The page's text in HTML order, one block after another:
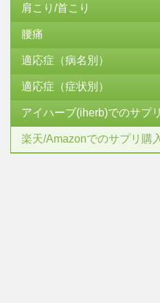
肩こり/首こり
腰痛
適応症（病名別）
適応症（症状別）
アイハーブ(iherb)でのサプ
楽天/Amazonでのサプリ購